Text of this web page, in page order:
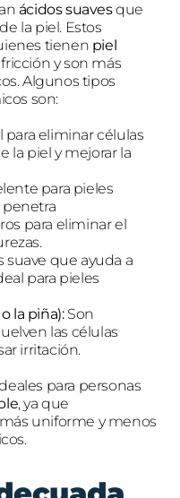
ácidos suavesque
la piel. Estos
tienen piel
y son más
Algunos tipos
son:
para eliminar células
la piel y mejorar la
para pieles
penetra
para eliminar el
suave que ayuda a
para pieles
la piña):Son
las células
irritación.
para personas
, ya que
uniforme y menos